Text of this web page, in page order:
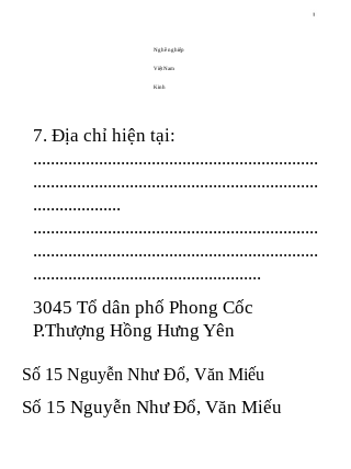
Nghề nghiệp
Việt Nam
Kinh
7. Địa chỉ hiện tại:
.................................................................
.................................................................
....................
.................................................................
.................................................................
....................................................
3045 Tổ dân phố Phong Cốc
P.Thượng Hồng Hưng Yên
Số 15 Nguyễn Như Đổ, Văn Miếu
Số 15 Nguyễn Như Đổ, Văn Miếu